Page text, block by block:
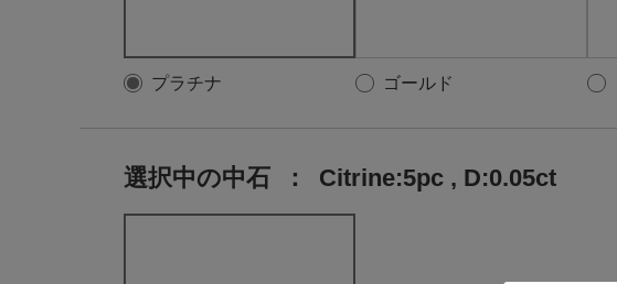
プラチナ ゴールド
選択中の中石 ： Citrine:5pc , D:0.05ct